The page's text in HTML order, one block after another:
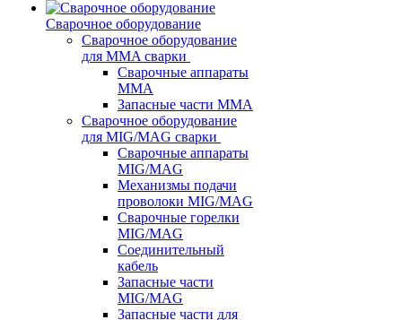
Сварочное оборудование
Сварочное оборудование
для MMA сварки
Сварочные аппараты
MMA
Запасные части MMA
Сварочное оборудование
для MIG/MAG сварки
Сварочные аппараты
MIG/MAG
Механизмы подачи
проволоки MIG/MAG
Сварочные горелки
MIG/MAG
Соединительный
кабель
Запасные части
MIG/MAG
Запасные части для